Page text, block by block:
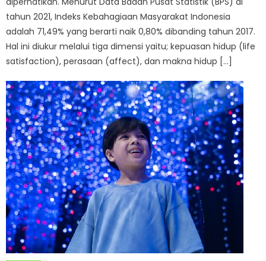
tahun 2021, Indeks Kebahagiaan Masyarakat Indonesia
adalah 71,49% yang berarti naik 0,80% dibanding tahun 2017.
Hal ini diukur melalui tiga dimensi yaitu; kepuasan hidup (life
satisfaction), perasaan (affect), dan makna hidup […]